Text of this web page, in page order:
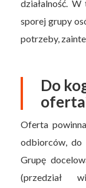
działalność.
sporej grupy
potrzeby,
Do
Oferta
odbiorców, do
Grupę
(przedział